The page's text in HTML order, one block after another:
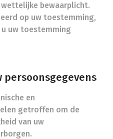
bewaarplicht.
op uw toestemming,
uw toestemming
persoonsgegevens
en
getroffen om de
van uw